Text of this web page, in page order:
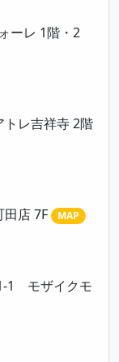
ーレ 1階・2
レ吉祥寺 2階
店 7F
MAP
1 モザイクモ